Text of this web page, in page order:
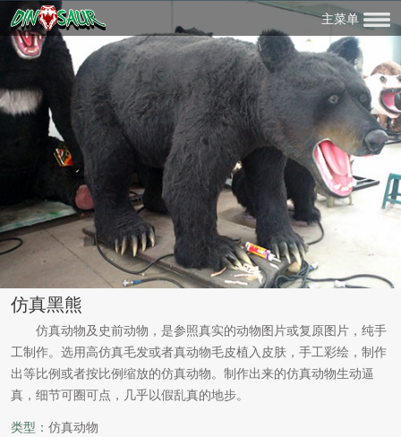
主菜单
仿真黑熊
仿真动物及史前动物，是参照真实的动物图片或复原图片，纯手
工制作。选用高仿真毛发或者真动物毛皮植入皮肤，手工彩绘，制作
出等比例或者按比例缩放的仿真动物。制作出来的仿真动物生动逼
真，细节可圈可点，几乎以假乱真的地步。
类型： 仿真动物